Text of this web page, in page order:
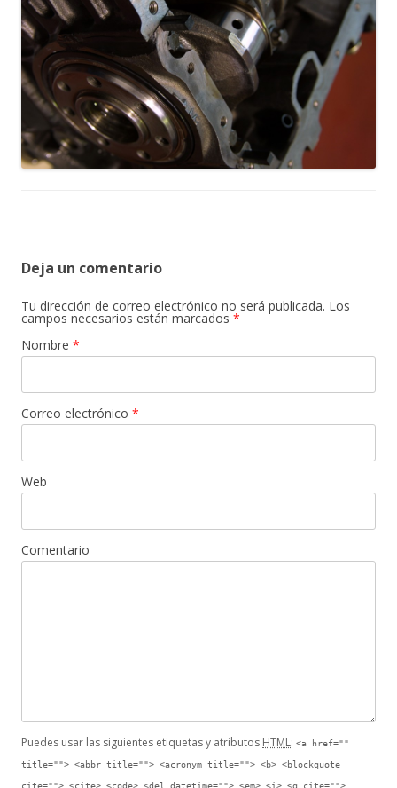
Deja un comentario
Tu dirección de correo electrónico no será publicada. Los
campos necesarios están marcados *
Nombre *
Correo electrónico *
Web
Comentario
Puedes usar las siguientes etiquetas y atributos HTML: <a href=""
title=""> <abbr title=""> <acronym title=""> <b> <blockquote
cite=""> <cite> <code> <del datetime=""> <em> <i> <q cite="">